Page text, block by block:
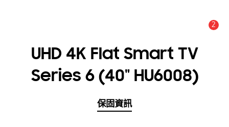
2
UHD 4K Flat Smart TV
Series 6 (40" HU6008)
保固資訊